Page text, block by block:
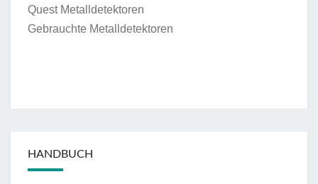
Quest Metalldetektoren
Gebrauchte Metalldetektoren
HANDBUCH